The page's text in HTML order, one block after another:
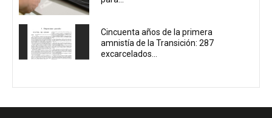
Cincuenta años de la primera
amnistía de la Transición: 287
excarcelados...